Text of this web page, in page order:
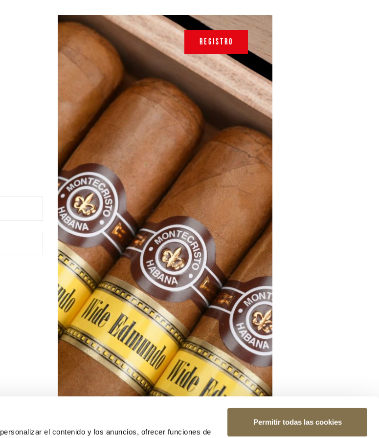
el contenido y los anuncios, ofrecer funciones de
Permitir todas las cookies
REGISTRO